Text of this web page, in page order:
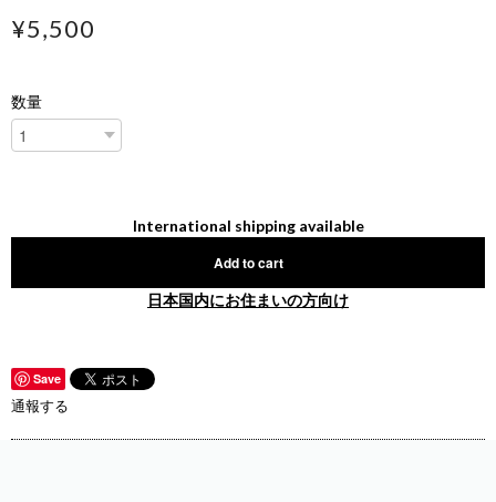
¥5,500
数量
International shipping available
Add to cart
日本国内にお住まいの方向け
Save
通報する